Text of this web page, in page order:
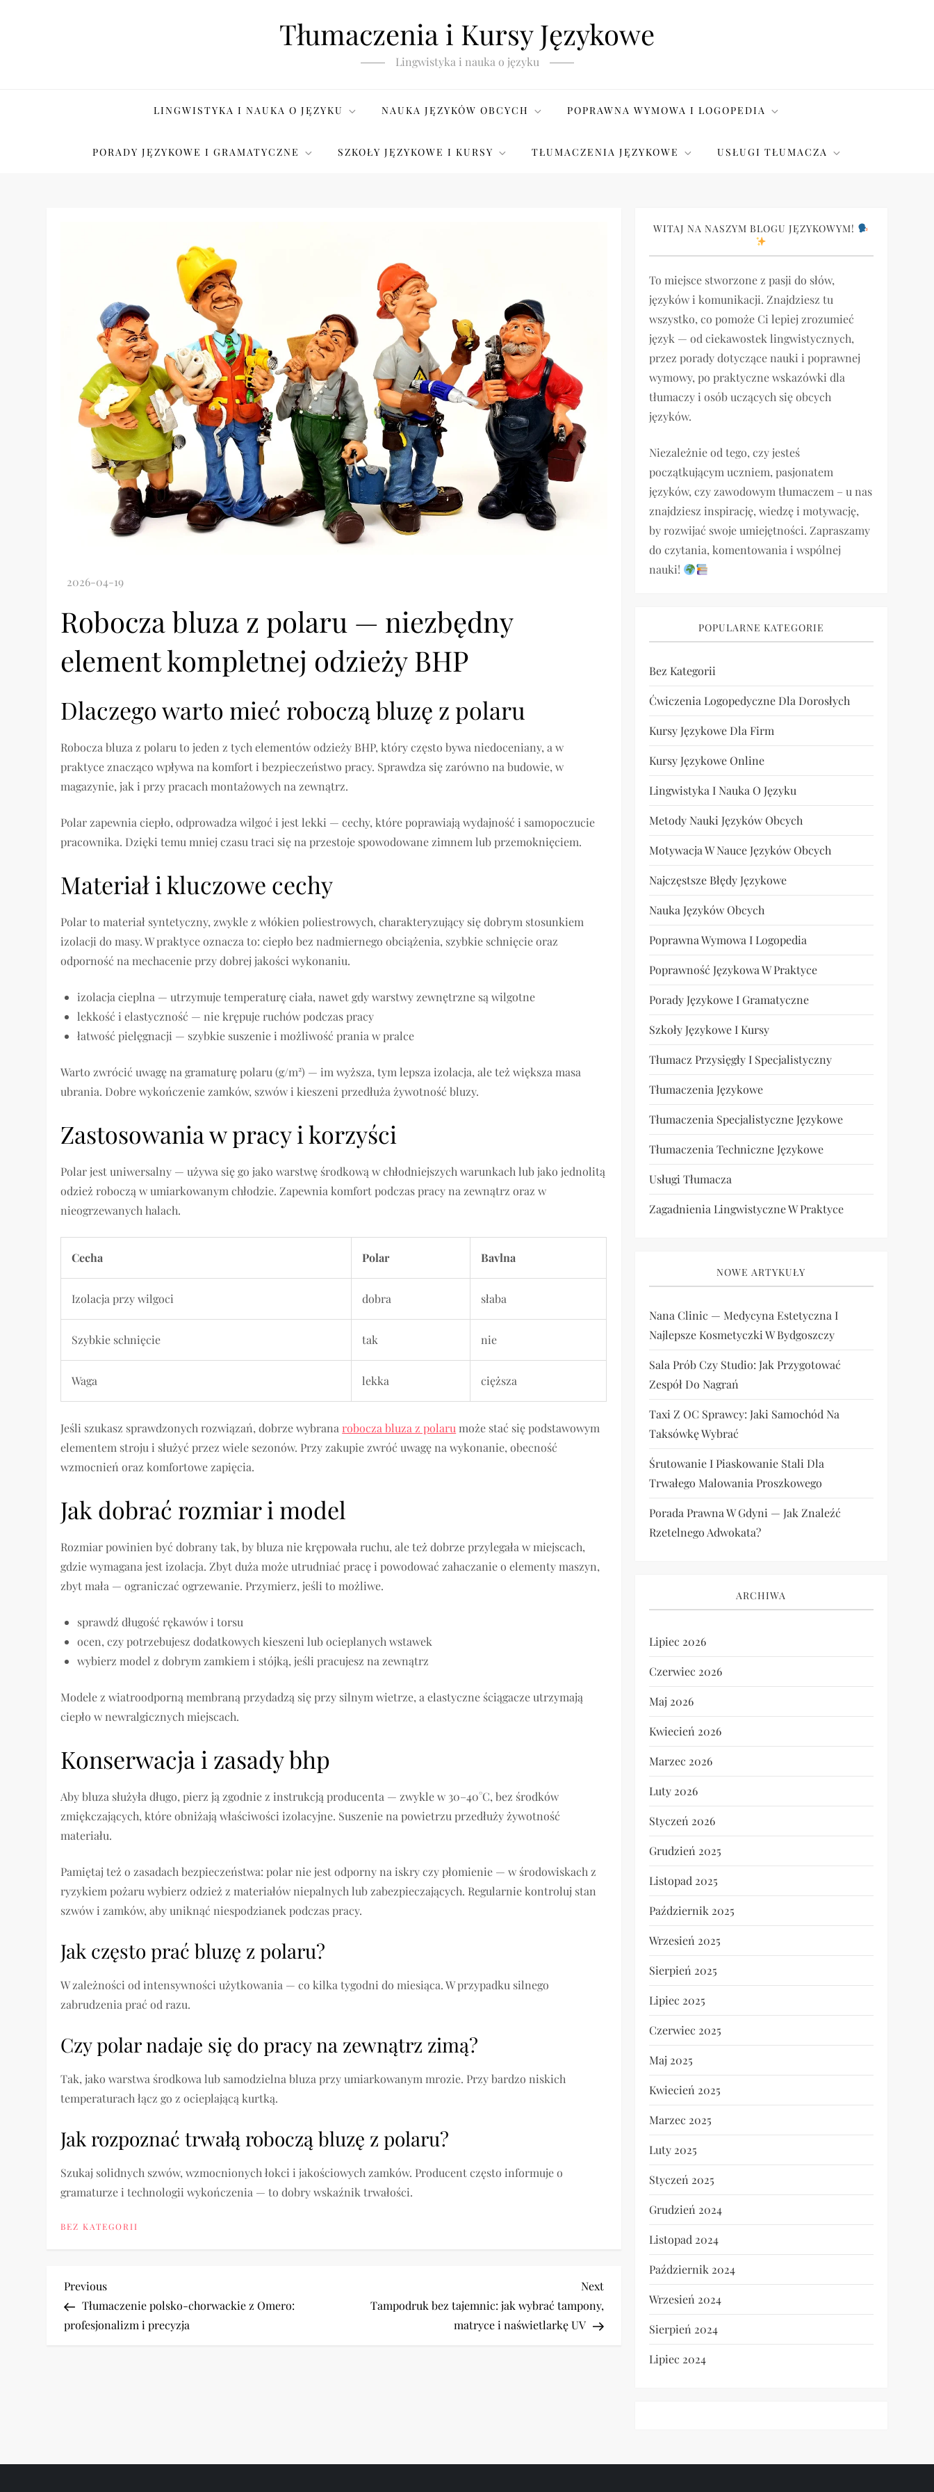
Tłumaczenia i Kursy Językowe
Lingwistyka i nauka o języku
LINGWISTYKA I NAUKA O JĘZYKU NAUKA JĘZYKÓW OBCYCH POPRAWNA WYMOWA I LOGOPEDIA
PORADY JĘZYKOWE I GRAMATYCZNE SZKOŁY JĘZYKOWE I KURSY TŁUMACZENIA JĘZYKOWE USŁUGI TŁUMACZA
Robocza bluza z polaru — niezbędny
element kompletnej odzieży BHP
Dlaczego warto mieć roboczą bluzę z polaru
Robocza bluza z polaru to jeden z tych elementów odzieży BHP, który często bywa niedoceniany, a w
praktyce znacząco wpływa na komfort i bezpieczeństwo pracy. Sprawdza się zarówno na budowie, w
magazynie, jak i przy pracach montażowych na zewnątrz.
Polar zapewnia ciepło, odprowadza wilgoć i jest lekki — cechy, które poprawiają wydajność i samopoczucie
pracownika. Dzięki temu mniej czasu traci się na przestoje spowodowane zimnem lub przemoknięciem.
Materiał i kluczowe cechy
Polar to materiał syntetyczny, zwykle z włókien poliestrowych, charakteryzujący się dobrym stosunkiem
izolacji do masy. W praktyce oznacza to: ciepło bez nadmiernego obciążenia, szybkie schnięcie oraz
odporność na mechacenie przy dobrej jakości wykonaniu.
izolacja cieplna — utrzymuje temperaturę ciała, nawet gdy warstwy zewnętrzne są wilgotne
lekkość i elastyczność — nie krępuje ruchów podczas pracy
łatwość pielęgnacji — szybkie suszenie i możliwość prania w pralce
Warto zwrócić uwagę na gramaturę polaru (g/m²) — im wyższa, tym lepsza izolacja, ale też większa masa
ubrania. Dobre wykończenie zamków, szwów i kieszeni przedłuża żywotność bluzy.
Zastosowania w pracy i korzyści
Polar jest uniwersalny — używa się go jako warstwę środkową w chłodniejszych warunkach lub jako jednolitą
odzież roboczą w umiarkowanym chłodzie. Zapewnia komfort podczas pracy na zewnątrz oraz w
nieogrzewanych halach.
Cecha Polar Bavlna
Izolacja przy wilgoci dobra słaba
Szybkie schnięcie tak nie
Waga lekka cięższa
Jeśli szukasz sprawdzonych rozwiązań, dobrze wybranarobocza bluza z polarumoże stać się podstawowym
elementem stroju i służyć przez wiele sezonów. Przy zakupie zwróć uwagę na wykonanie, obecność
wzmocnień oraz komfortowe zapięcia.
Jak dobrać rozmiar i model
Rozmiar powinien być dobrany tak, by bluza nie krępowała ruchu, ale też dobrze przylegała w miejscach,
gdzie wymagana jest izolacja. Zbyt duża może utrudniać pracę i powodować zahaczanie o elementy maszyn,
zbyt mała — ograniczać ogrzewanie. Przymierz, jeśli to możliwe.
sprawdź długość rękawów i torsu
ocen, czy potrzebujesz dodatkowych kieszeni lub ocieplanych wstawek
wybierz model z dobrym zamkiem i stójką, jeśli pracujesz na zewnątrz
Modele z wiatroodporną membraną przydadzą się przy silnym wietrze, a elastyczne ściągacze utrzymają
ciepło w newralgicznych miejscach.
Konserwacja i zasady bhp
Aby bluza służyła długo, pierz ją zgodnie z instrukcją producenta — zwykle w 30–40°C, bez środków
zmiękczających, które obniżają właściwości izolacyjne. Suszenie na powietrzu przedłuży żywotność
materiału.
Pamiętaj też o zasadach bezpieczeństwa: polar nie jest odporny na iskry czy płomienie — w środowiskach z
ryzykiem pożaru wybierz odzież z materiałów niepalnych lub zabezpieczających. Regularnie kontroluj stan
szwów i zamków, aby uniknąć niespodzianek podczas pracy.
Jak często prać bluzę z polaru?
W zależności od intensywności użytkowania — co kilka tygodni do miesiąca. W przypadku silnego
zabrudzenia prać od razu.
Czy polar nadaje się do pracy na zewnątrz zimą?
Tak, jako warstwa środkowa lub samodzielna bluza przy umiarkowanym mrozie. Przy bardzo niskich
temperaturach łącz go z ocieplającą kurtką.
Jak rozpoznać trwałą roboczą bluzę z polaru?
Szukaj solidnych szwów, wzmocnionych łokci i jakościowych zamków. Producent często informuje o
gramaturze i technologii wykończenia — to dobry wskaźnik trwałości.
BEZ KATEGORII
N
a
a
Previous
Post
Previous
Tłumaczenie polsko-chorwackie z Omero:
profesjonalizm i precyzja
Next
Post
Next
Tampodruk bez tajemnic: jak wybrać tampony,
matryce i naświetlarkę UV
WITAJ NA NASZYM BLOGU JĘZYKOWYM!
To miejsce stworzone z pasji do słów,
języków i komunikacji. Znajdziesz tu
wszystko, co pomoże Ci lepiej zrozumieć
język — od ciekawostek lingwistycznych,
przez porady dotyczące nauki i poprawnej
wymowy, po praktyczne wskazówki dla
tłumaczy i osób uczących się obcych
języków.
Niezależnie od tego, czy jesteś
początkującym uczniem, pasjonatem
języków, czy zawodowym tłumaczem – u nas
znajdziesz inspirację, wiedzę i motywację,
by rozwijać swoje umiejętności. Zapraszamy
do czytania, komentowania i wspólnej
nauki!
POPULARNE KATEGORIE
Bez Kategorii
Ćwiczenia Logopedyczne Dla Dorosłych
Kursy Językowe Dla Firm
Kursy Językowe Online
Lingwistyka I Nauka O Języku
Metody Nauki Języków Obcych
Motywacja W Nauce Języków Obcych
Najczęstsze Błędy Językowe
Nauka Języków Obcych
Poprawna Wymowa I Logopedia
Poprawność Językowa W Praktyce
Porady Językowe I Gramatyczne
Szkoły Językowe I Kursy
Tłumacz Przysięgły I Specjalistyczny
Tłumaczenia Językowe
Tłumaczenia Specjalistyczne Językowe
Tłumaczenia Techniczne Językowe
Usługi Tłumacza
Zagadnienia Lingwistyczne W Praktyce
NOWE ARTYKUŁY
Nana Clinic — Medycyna Estetyczna I
Najlepsze Kosmetyczki W Bydgoszczy
Sala Prób Czy Studio: Jak Przygotować
Zespół Do Nagrań
Taxi Z OC Sprawcy: Jaki Samochód Na
Taksówkę Wybrać
Śrutowanie I Piaskowanie Stali Dla
Trwałego Malowania Proszkowego
Porada Prawna W Gdyni — Jak Znaleźć
Rzetelnego Adwokata?
ARCHIWA
Lipiec 2026
Czerwiec 2026
Maj 2026
Kwiecień 2026
Marzec 2026
Luty 2026
Styczeń 2026
Grudzień 2025
Listopad 2025
Październik 2025
Wrzesień 2025
Sierpień 2025
Lipiec 2025
Czerwiec 2025
Maj 2025
Kwiecień 2025
Marzec 2025
Luty 2025
Styczeń 2025
Grudzień 2024
Listopad 2024
Październik 2024
Wrzesień 2024
Sierpień 2024
Lipiec 2024